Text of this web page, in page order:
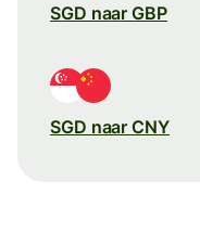
SGD naar GBP
SGD naar CNY